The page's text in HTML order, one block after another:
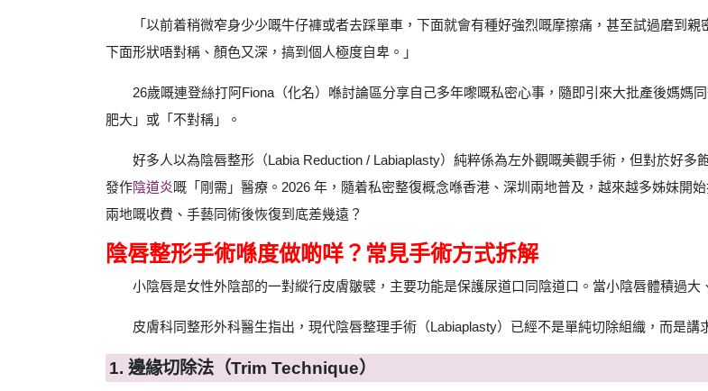
「以前着稍微窄身少少嘅牛仔褲或者去踩單車，下面就會有種好強烈嘅摩擦痛，甚至試過磨到
下面形狀唔對稱、顏色又深，搞到個人極度自卑。」
26歲嘅連登絲打阿Fiona（化名）喺討論區分享自己多年嚟嘅私密心事，隨即引來大批產後媽媽
肥大」或「不對稱」。
好多人以為陰唇整形（Labia Reduction / Labiaplasty）純粹係為左外觀嘅美觀手術，但對於好
發作陰道炎嘅「剛需」醫療。2026 年，隨着私密整復概念喺香港、深圳兩地普及，越來越多姊妹開
兩地嘅收費、手藝同術後恢復到底差幾遠？
陰唇整形手術喺度做啲咩？常見手術方式拆解
小陰唇是女性外陰部的一對縱行皮膚皺襞，主要功能是保護尿道口同陰道口。當小陰唇體積過大
皮膚科同整形外科醫生指出，現代陰唇整理手術（Labiaplasty）已經不是單純切除組織，而是
1. 邊緣切除法（Trim Technique）